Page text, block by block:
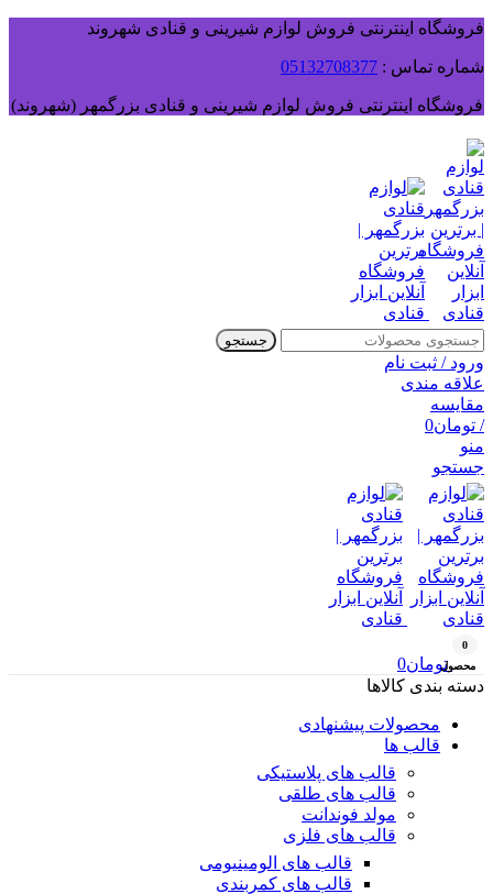
فروشگاه اینترنتی فروش لوازم شیرینی و قنادی شهروند
شماره تماس : 05132708377
فروشگاه اینترنتی فروش لوازم شیرینی و قنادی بزرگمهر (شهروند)
جستجو
ورود / ثبت نام
علاقه مندی
مقایسه
/ تومان0
منو
جستجو
0
محصولتومان0
دسته بندی کالاها
محصولات پیشنهادی
قالب ها
قالب های پلاستیکی
قالب های طلقی
مولد فوندانت
قالب های فلزی
قالب های الومینیومی
قالب های کمربندی